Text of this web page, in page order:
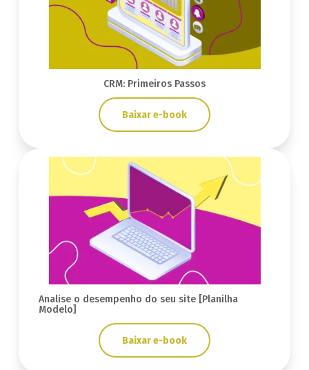
CRM: Primeiros Passos
Baixar e-book
Analise o desempenho do seu site [Planilha
Modelo]
Baixar e-book